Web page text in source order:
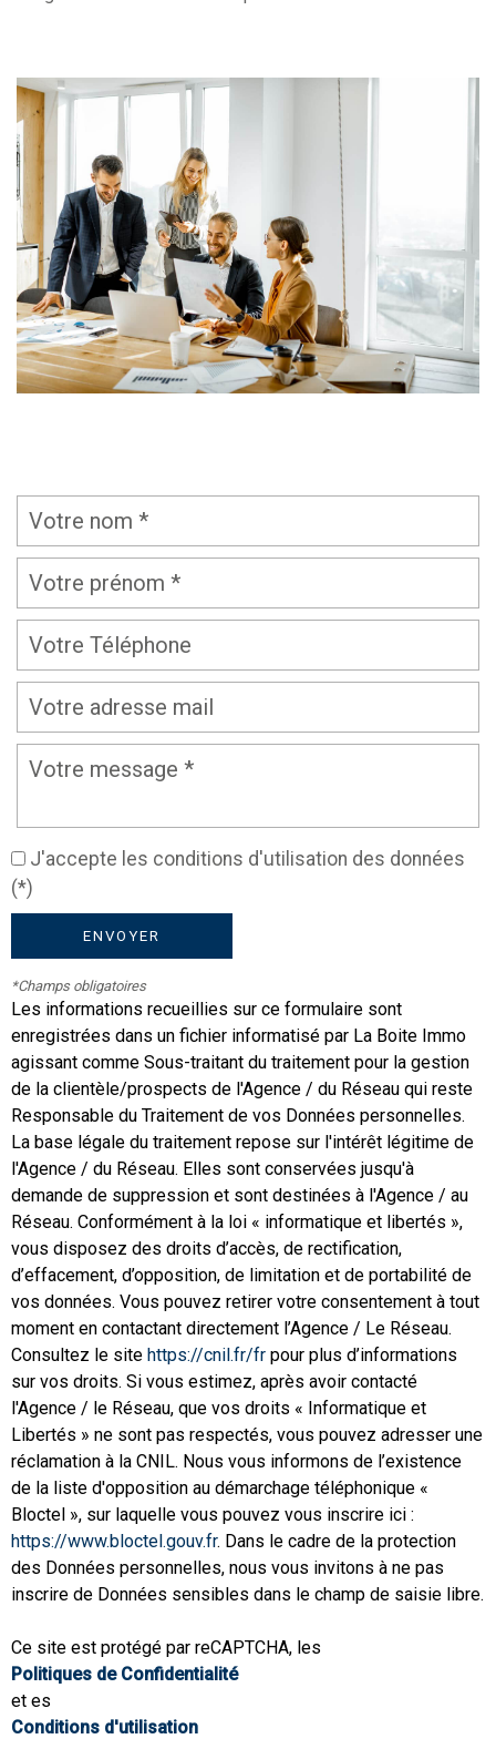
J'accepte les conditions d'utilisation des données
(*)
ENVOYER
*Champs obligatoires
Les informations recueillies sur ce formulaire sont
enregistrées dans un fichier informatisé par La Boite Immo
agissant comme Sous-traitant du traitement pour la gestion
de la clientèle/prospects de l'Agence / du Réseau qui reste
Responsable du Traitement de vos Données personnelles.
La base légale du traitement repose sur l'intérêt légitime de
l'Agence / du Réseau. Elles sont conservées jusqu'à
demande de suppression et sont destinées à l'Agence / au
Réseau. Conformément à la loi « informatique et libertés »,
vous disposez des droits d’accès, de rectification,
d’effacement, d’opposition, de limitation et de portabilité de
vos données. Vous pouvez retirer votre consentement à tout
moment en contactant directement l’Agence / Le Réseau.
Consultez le site https://cnil.fr/fr pour plus d’informations
sur vos droits. Si vous estimez, après avoir contacté
l'Agence / le Réseau, que vos droits « Informatique et
Libertés » ne sont pas respectés, vous pouvez adresser une
réclamation à la CNIL. Nous vous informons de l’existence
de la liste d'opposition au démarchage téléphonique «
Bloctel », sur laquelle vous pouvez vous inscrire ici :
https://www.bloctel.gouv.fr. Dans le cadre de la protection
des Données personnelles, nous vous invitons à ne pas
inscrire de Données sensibles dans le champ de saisie libre.
Ce site est protégé par reCAPTCHA, les
Politiques de Confidentialité
et es
Conditions d'utilisation